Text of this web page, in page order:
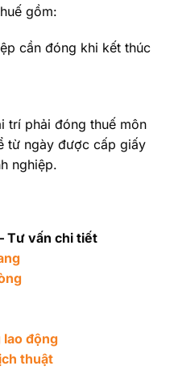
gồm:
cần đóng khi kết thúc
trí phải đóng thuế môn
từ ngày được cấp giấy
nghiệp.
Tư vấn chi tiết
động
thuật